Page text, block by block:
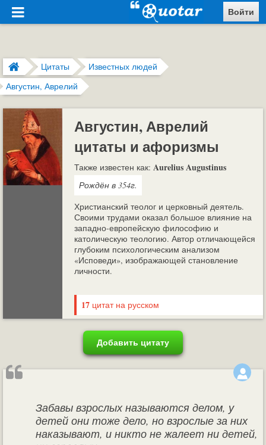
Войти
Цитаты
Известных людей
Августин, Аврелий
Августин, Аврелий
цитаты и афоризмы
Также известен как: Aurelius Augustinus
Рождён в 354г.
Христианский теолог и церковный деятель.
Своими трудами оказал большое влияние на
западно-европейскую философию и
католическую теологию. Автор отличающейся
глубоким психологическим анализом
«Исповеди», изображающей становление
личности.
17 цитат на русском
Добавить цитату
Забавы взрослых называются делом, у
детей они тоже дело, но взрослые за них
наказывают, и никто не жалеет ни детей,